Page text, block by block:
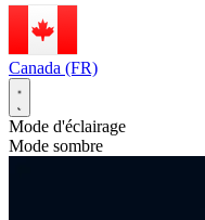
Canada (FR)
Mode d'éclairage
Mode sombre